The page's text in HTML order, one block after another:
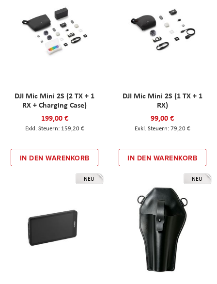
DJI Mic Mini 2S (2 TX + 1
RX + Charging Case)
199,00 €
159,20 €
IN DEN WARENKORB
DJI Mic Mini 2S (1 TX + 1
RX)
99,00 €
79,20 €
IN DEN WARENKORB
NEU NEU